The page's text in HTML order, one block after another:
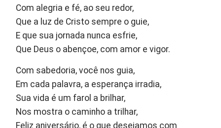
Com alegria e fé, ao seu redor,
Que a luz de Cristo sempre o guie,
E que sua jornada nunca esfrie,
Que Deus o abençoe, com amor e vigor.
Com sabedoria, você nos guia,
Em cada palavra, a esperança irradia,
Sua vida é um farol a brilhar,
Nos mostra o caminho a trilhar,
Feliz aniversário, é o que desejamos com